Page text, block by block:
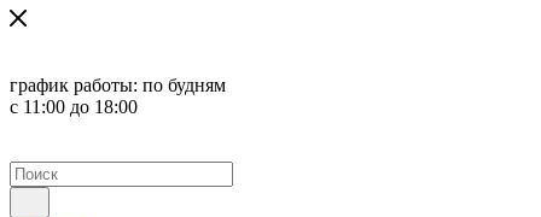
график работы: по будням
с 11:00 до 18:00